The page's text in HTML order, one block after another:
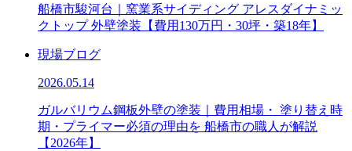
船橋市駿河台｜窯業系サイディング アレスダイナミッ
クトップ 外壁塗装【費用130万円・30坪・築18年】
現場ブログ
2026.05.14
ガルバリウム鋼板外壁の塗装｜費用相場・ 塗り替え時
期・プライマー必須の理由を 船橋市の職人が解説
【2026年】